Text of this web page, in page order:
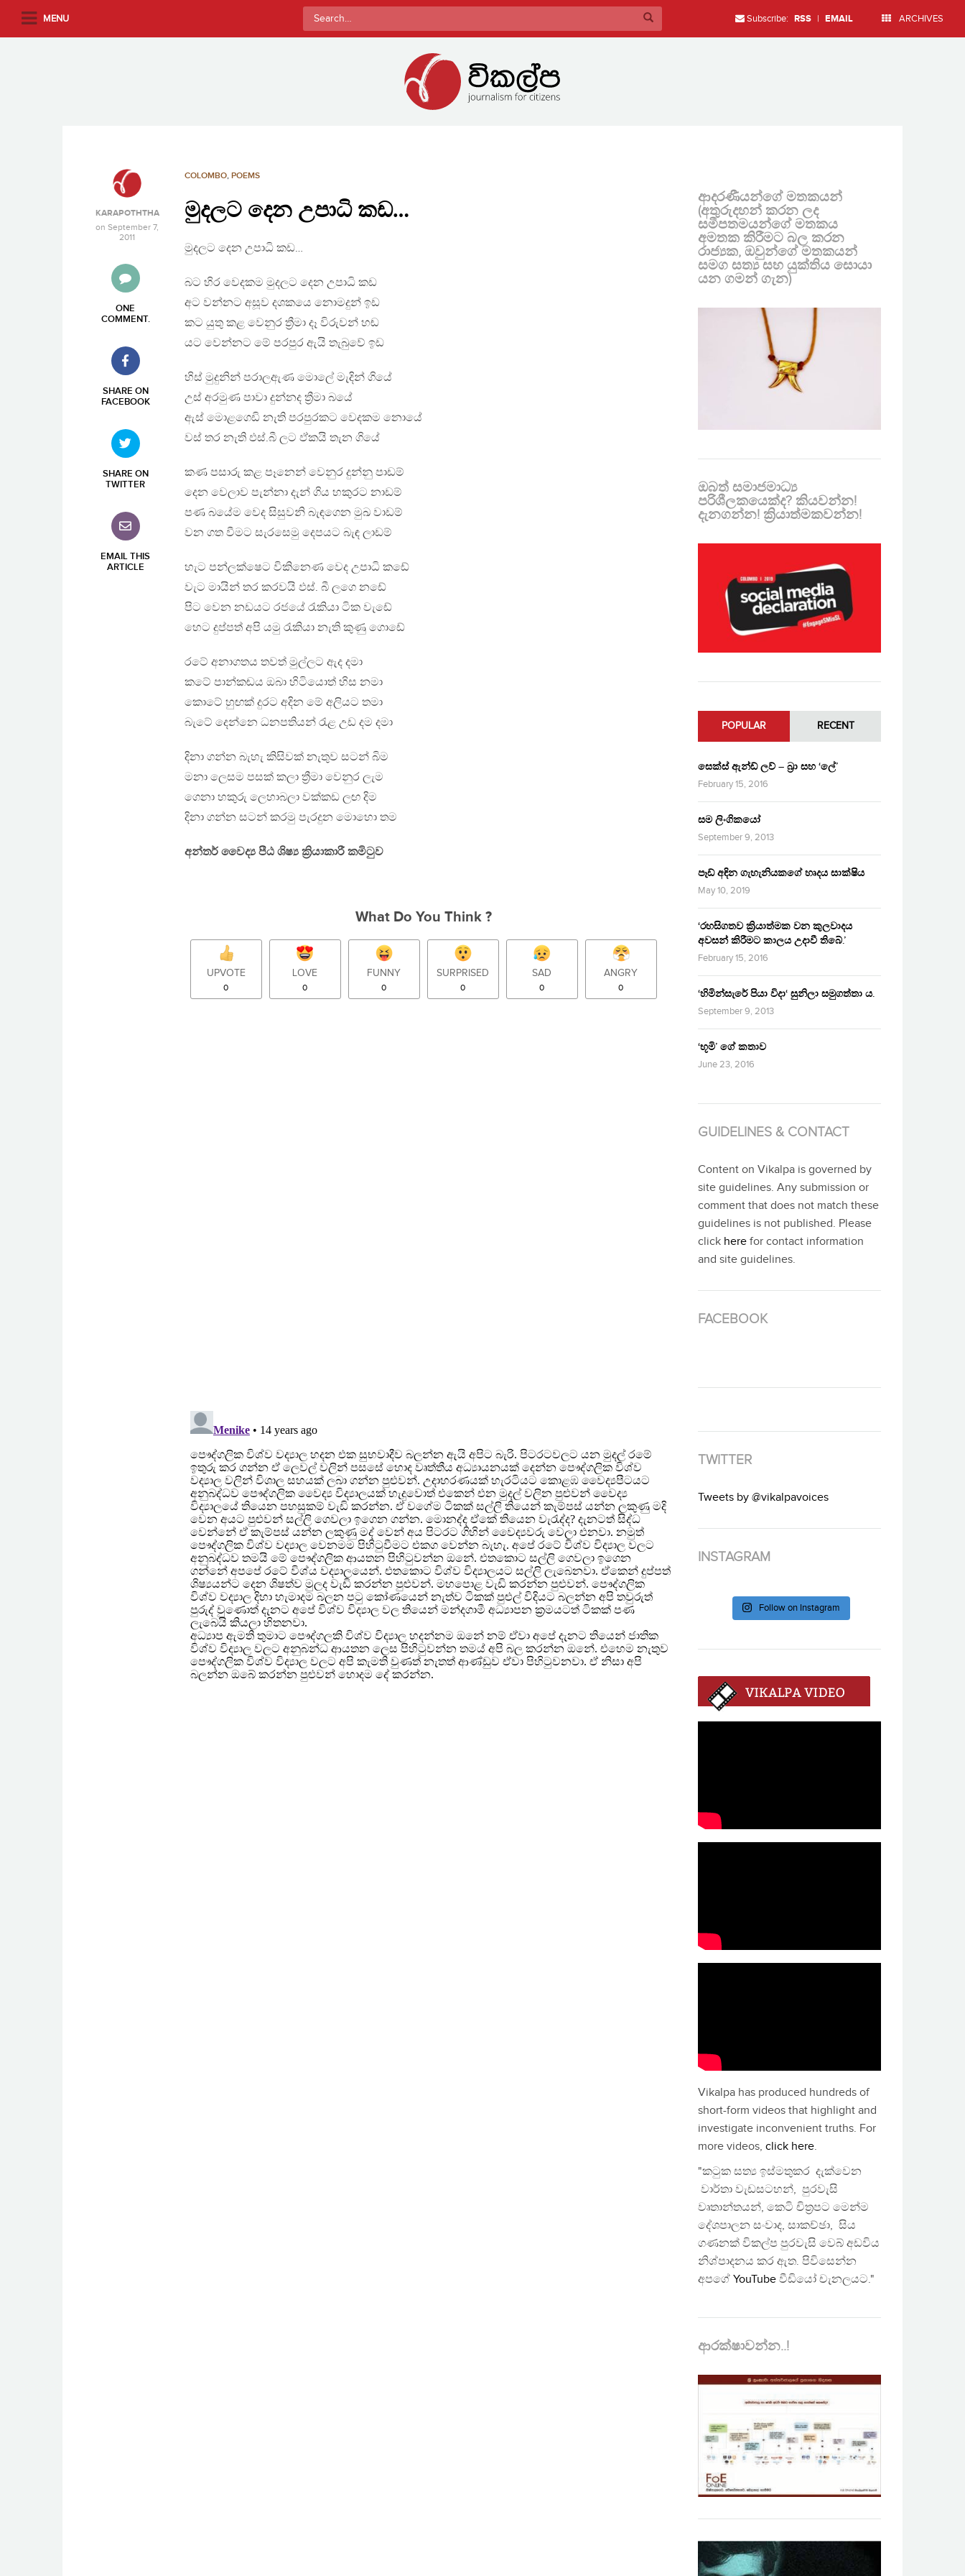
MENU
Search
for:
Subscribe: RSS | EMAIL ARCHIVES
COLOMBO, POEMS
මුදලට දෙන උපාධි කඩ…
KARAPOTHTHA
on September 7,
2011
ONE
COMMENT.
SHARE ON
FACEBOOK
SHARE ON
TWITTER
EMAIL THIS
ARTICLE
මුදලට දෙන උපාධි කඩ…
බට හිර වෙදකම මුදලට දෙන උපාධි කඩ
අට වන්නට අසූව දශක‍යෙ නොමදුන් ඉඩ
කට යුතු කළ වෙනුර ත්‍රීමා දෑ විරුවන් හඬ
යට වෙන්නට මේ පරපුර ඇයි තැබුවේ ඉඩ
හිස් මුදුනින් පරාලඇණ මොලේ මැදින් ගියේ
උස් අරමුණ පාවා දුන්නද ත්‍රීමා බයේ
ඇස් මොළගෙඩි නැති පරපුරකට වෙදකම නොයේ
වස් තර නැති ඵස්.බී ලට ඵ්කයි තැන ගියේ
කණ පසාරු කළ පෑනෙන් වෙනුර දුන්නු පාඩම්
දෙන වෙලාව පැන්නා දැන් ගිය හකුරට නාඩම්
පණ බයේම වෙද සිසුවනි බැඳගෙන මුඛ වාඩම්
වන ගත වීමට සැරසෙමු දෙපයට බැඳ ලාඩම්
හැට පන්ලක්ෂෙට විකිනෙණ වෙද උපාධි කඩේ
වැට මායින් තර කරවයි ඵස්. බී ලගෙ නඩේ
පිට වෙන නඩයට රජයේ රැකියා ටික වැඩේ
හෙට දුප්පත් අපි යමු රැකියා නැති කුණු ගොඩේ
රටේ අනාගතය තවත් මුල්ලට ඇද දමා
කටේ පාන්කඬය ඔබා හිටියොත් හිස නමා
කොටේ හුඟක් දුරට අදින මේ අලියට තමා
බැටේ දෙන්නෙ ධනපතියන් රැළ උඩ දම දමා
දිනා ගන්න බැහැ කිසිවක් නැතුව සටන් බිම
මනා ලෙසම පසක් කලා ත්‍රීමා වෙනුර ලැම
ගෙනා හකුරු ලෙහාබලා වක්කඩ ලඟ දිම
දිනා ගන්න සටන් කරමු පැරදුන මොහො තම
අන්තර් වෛද්‍ය පීඨ ශිෂ්‍ය ක්‍රියාකාරී කමිටුව
What Do You Think ?
UPVOTE
0
LOVE
0
FUNNY
0
SURPRISED
0
SAD
0
ANGRY
0
ආදරණීයන්ගේ මතකයන්
(අතුරුදහන් කරන ලද
සමීපතමයන්ගේ මතකය
අමතක කිරීමට බල කරන
රාජ්‍යක, ඔවුන්ගේ මතකයන්
සමග සත්‍ය සහ යුක්තිය සොයා
යන ගමන් ගැන)
ඔබත් සමාජමාධ්‍ය
පරිශීලකයෙක්ද? කියවන්න!
දැනගන්න! ක්‍රියාත්මකවන්න!
POPULAR RECENT
සෙක්ස් ඇන්ඩ් ලව් – බ්‍රා සහ ‘ලේ’
February 15, 2016
සම ලිංගිකයෝ
September 9, 2013
පෑඩ් අඳින ගැහැනියකගේ හෘදය සාක්ෂිය
May 10, 2019
‘රහසිගතව ක්‍රියාත්මක වන කුලවාදය
අවසන් කිරීමට කාලය උදාවී තිබේ.’
February 15, 2016
‘හිමින්සැරේ පියා විදා‘ සුනිලා සමුගත්තා ය.
September 9, 2013
‘භූමි’ ගේ කතාව
June 23, 2016
GUIDELINES & CONTACT
Content on Vikalpa is governed by
site guidelines. Any submission or
comment that does not match these
guidelines is not published. Please
click here for contact information
and site guidelines.
FACEBOOK
TWITTER
Tweets by @vikalpavoices
INSTAGRAM
Follow on Instagram
Vikalpa has produced hundreds of
short-form videos that highlight and
investigate inconvenient truths. For
more videos, click here.
"කටුක සත්‍ය ඉස්මතුකර දැක්වෙන
වාර්තා වැඩසටහන්, පුරවැසි
වෘතාන්තයන්, කෙටි චිත්‍රපට මෙන්ම
දේශපාලන සංවාද, සාකච්ඡා, සිය
ගණනක් විකල්ප පුරවැසි වෙබ් අඩවිය
නිශ්පාදනය කර ඇත. පිවිසෙන්න
අපගේ YouTube වීඩියෝ චැනලයට."
ආරක්ෂාවන්න..!